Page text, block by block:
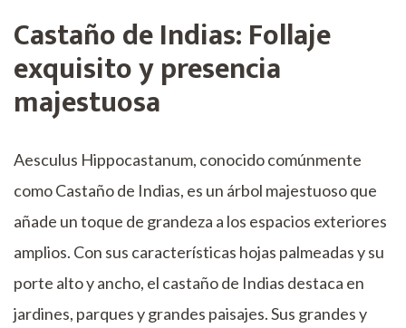
Castaño de Indias: Follaje
exquisito y presencia
majestuosa
Aesculus Hippocastanum, conocido comúnmente
como Castaño de Indias, es un árbol majestuoso que
añade un toque de grandeza a los espacios exteriores
amplios. Con sus características hojas palmeadas y su
porte alto y ancho, el castaño de Indias destaca en
jardines, parques y grandes paisajes. Sus grandes y